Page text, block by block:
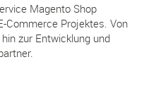
Magento Shop
Commerce Projektes. Von
zur Entwicklung und